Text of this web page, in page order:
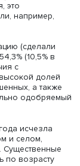
к развитым
— к
ИНСАП РАНХиГС
поскольку
заработок. Он
учета
их
эффект
накопление